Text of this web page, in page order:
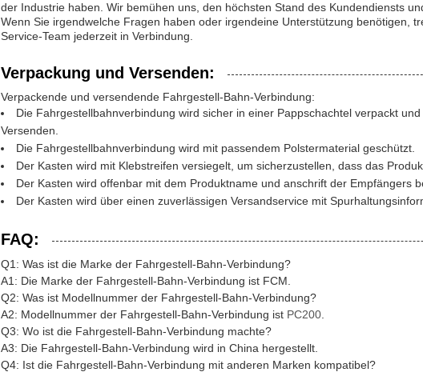
der Industrie haben. Wir bemühen uns, den höchsten Stand des Kundendiensts
Wenn Sie irgendwelche Fragen haben oder irgendeine Unterstützung benötigen,
Service-Team jederzeit in Verbindung.
Verpackung und Versenden:
Verpackende und versendende Fahrgestell-Bahn-Verbindung:
Die Fahrgestellbahnverbindung wird sicher in einer Pappschachtel verpackt
Versenden.
Die Fahrgestellbahnverbindung wird mit passendem Polstermaterial geschützt.
Der Kasten wird mit Klebstreifen versiegelt, um sicherzustellen, dass das
Der Kasten wird offenbar mit dem Produktname und anschrift der Empfängers
Der Kasten wird über einen zuverlässigen Versandservice mit
FAQ:
Q1: Was ist die Marke der Fahrgestell-Bahn-Verbindung?
A1: Die Marke der Fahrgestell-Bahn-Verbindung ist FCM.
Q2: Was ist Modellnummer der Fahrgestell-Bahn-Verbindung?
A2: Modellnummer der Fahrgestell-Bahn-Verbindung ist PC200
Q3: Wo ist die Fahrgestell-Bahn-Verbindung machte?
A3: Die Fahrgestell-Bahn-Verbindung wird in China hergestellt.
Q4: Ist die Fahrgestell-Bahn-Verbindung mit anderen Marken kompatibel?